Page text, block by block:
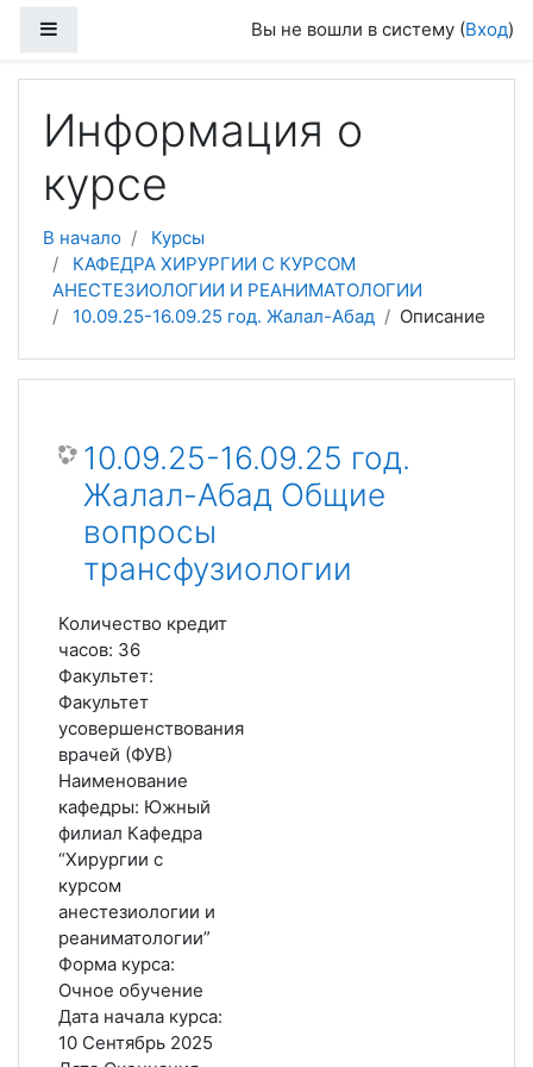
Вы не вошли в систему (Вход)
Информация о
курсе
В начало
Курсы
КАФЕДРА ХИРУРГИИ С КУРСОМ
АНЕСТЕЗИОЛОГИИ И РЕАНИМАТОЛОГИИ
10.09.25-16.09.25 год. Жалал-Абад
Описание
10.09.25-16.09.25 год.
Жалал-Абад Общие
вопросы
трансфузиологии
Количество кредит
часов: 36
Факультет:
Факультет
усовершенствования
врачей (ФУВ)
Наименование
кафедры: Южный
филиал Кафедра
“Хирургии с
курсом
анестезиологии и
реаниматологии”
Форма курса:
Очное обучение
Дата начала курса:
10 Сентябрь 2025